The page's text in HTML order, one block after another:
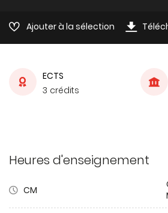
Ajouter à la sélection
ECTS
3 crédits
Heures d'enseignement
CM